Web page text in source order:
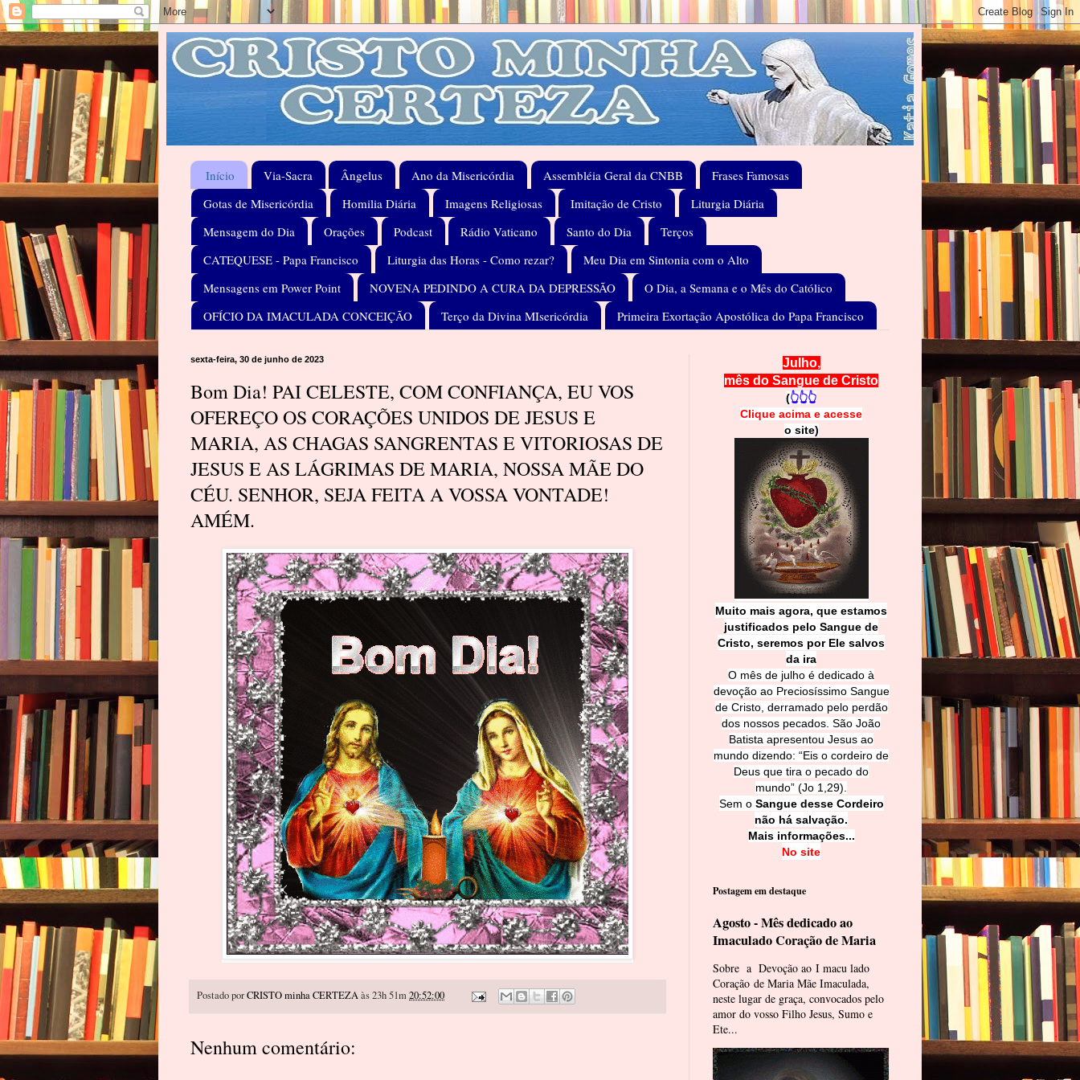
Início Via-Sacra Ângelus Ano da Misericórdia Assembléia Geral da CNBB
Frases Famosas
Gotas de Misericórdia
Homilia Diária Imagens Religiosas Imitação de Cristo
Liturgia Diária
Mensagem do Dia
Orações Podcast Rádio Vaticano Santo do Dia
Terços
CATEQUESE - Papa Francisco
Liturgia das Horas - Como rezar?
Meu Dia em Sintonia com o Alto
Mensagens em Power Point
NOVENA PEDINDO A CURA DA DEPRESSÃO
O Dia, a Semana e o Mês do Católico
OFÍCIO DA IMACULADA CONCEIÇÃO
Terço da Divina MIsericórdia Primeira Exortação Apostólica do Papa Francisco
sexta-feira, 30 de junho de 2023
Bom Dia! PAI CELESTE, COM CONFIANÇA, EU VOS
OFEREÇO OS CORAÇÕES UNIDOS DE JESUS E
MARIA, AS CHAGAS SANGRENTAS E VITORIOSAS DE
JESUS E AS LÁGRIMAS DE MARIA, NOSSA MÃE DO
CÉU. SENHOR, SEJA FEITA A VOSSA VONTADE!
AMÉM.
Postado porCRISTO minha CERTEZAàs 23h 51m20:52:00
Nenhum comentário:
Julho,
mês do Sangue de Cristo
(👆👆👆
Clique acima e acesse
o site)
Muito mais agora, que estamos
justificados pelo Sangue de
Cristo, seremos por Ele salvos
da ira
O mês de julho é dedicado à
devoção ao Preciosíssimo Sangue
de Cristo, derramado pelo perdão
dos nossos pecados. São João
Batista apresentou Jesus ao
mundo dizendo: “Eis o cordeiro de
Deus que tira o pecado do
mundo” (Jo 1,29).
Sem o Sangue desse Cordeiro
não há salvação.
Mais informações...
No site
Postagem em destaque
Agosto - Mês dedicado ao
Imaculado Coração de Maria
Sobre a Devoção ao I macu lado
Coração de Maria Mãe Imaculada,
neste lugar de graça, convocados pelo
amor do vosso Filho Jesus, Sumo e
Ete...